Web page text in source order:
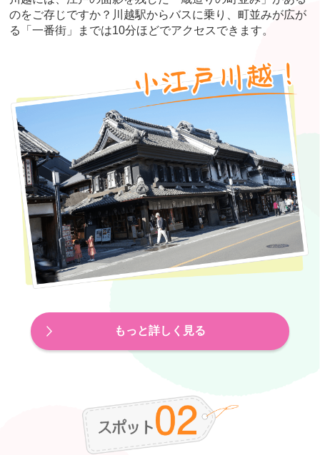
のをご存じですか？川越駅からバスに乗り、町並みが広が
る「一番街」までは10分ほどでアクセスできます。
もっと詳しく見る